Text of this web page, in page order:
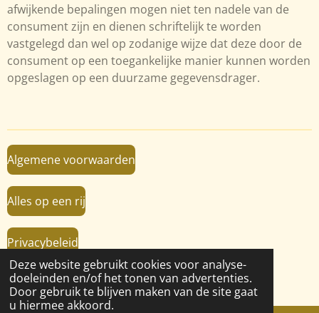
Deze website gebruikt cookies voor analyse-
doeleinden en/of het tonen van advertenties.
Door gebruik te blijven maken van de site gaat
u hiermee akkoord.
afwijkende bepalingen mogen niet ten nadele van de
consument zijn en dienen schriftelijk te worden
vastgelegd dan wel op zodanige wijze dat deze door de
consument op een toegankelijke manier kunnen worden
opgeslagen op een duurzame gegevensdrager.
Algemene voorwaarden
Alles op een rij
Privacybeleid
© 2019 - 2026 VanBaalRijen.nl
Powered byJouwWeb